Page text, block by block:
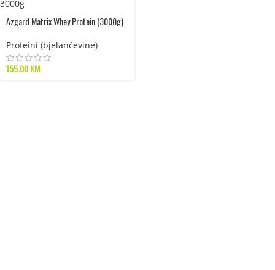
Azgard Matrix Whey Protein (3000g)
Proteini (bjelančevine)
155.00KM